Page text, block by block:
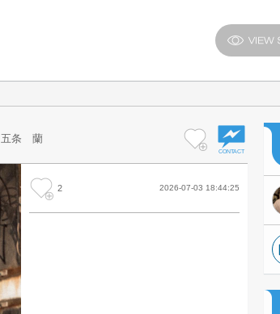
五条 蘭
2 2026-07-03 18:44:25